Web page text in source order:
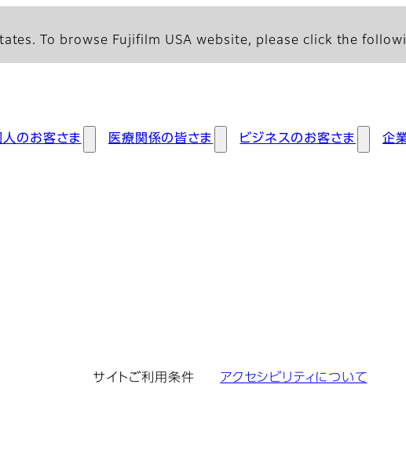
To browse Fujifilm USA website, please click the
人のお客さま 医療関係の皆さま ビジネスのお客さま 企
サイトご利用条件 アクセシビリティについて